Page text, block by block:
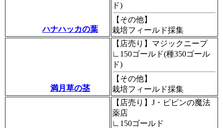
ハナハッカの葉
ド)
【その他】
栽培フィールド採集
満月草の茎
【店売り】マジックニープ
∟150ゴールド(種350ゴール
ド)
【その他】
栽培フィールド採集
【店売り】J・ピピンの魔法
薬店
∟150ゴールド